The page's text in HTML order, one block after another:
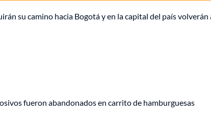
su camino hacia Bogotá y en la capital del país volverán
fueron abandonados en carrito de hamburguesas